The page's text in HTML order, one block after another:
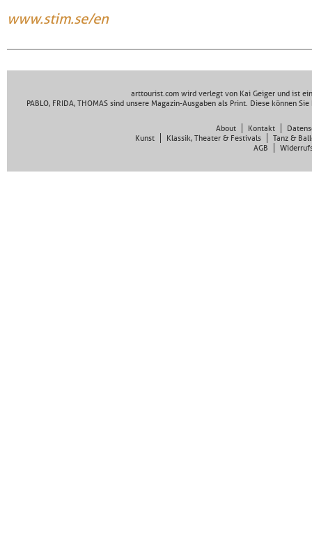
www.stim.se/en
arttourist.com wird verlegt von Kai Geiger und ist
PABLO, FRIDA, THOMAS sind unsere Magazin-Ausgaben als Print. Diese können
About Kontakt
Kunst
Klassik, Theater & Festivals
Tanz &
AGB